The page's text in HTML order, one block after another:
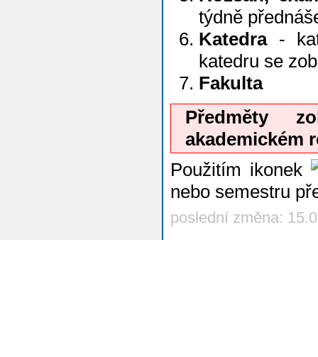
týdně
Katedra-
katedru se
Fakulta
Předměty
akademickém
Použitím ikonek
nebo semestru
poslední změna: